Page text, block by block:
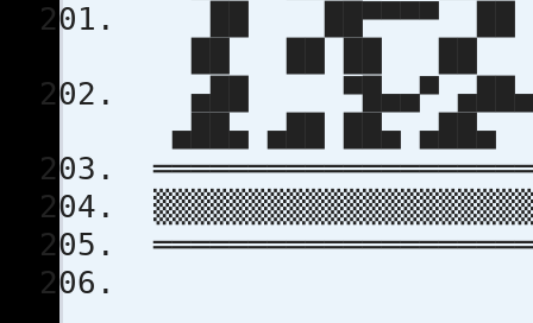
██ ██▀▀▀▀ ██
▄██ ▀█▄▄▀ ▄██▄
▄██▄ ▄██ ██▄